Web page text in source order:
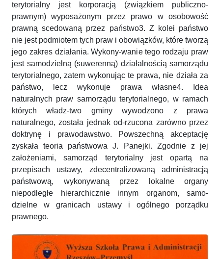
terytorialny jest korporacją (związkiem publiczno-
prawnym) wyposażonym przez prawo w osobowość
prawną scedowaną przez państwo3. Z kolei państwo
nie jest podmiotem tych praw i obowiązków, które tworzą
jego zakres działania. Wykony-wanie tego rodzaju praw
jest samodzielną (suwerenną) działalnością samorządu
terytorialnego, zatem wykonując te prawa, nie działa za
państwo, lecz wykonuje prawa własne4. Idea
naturalnych praw samorządu terytorialnego, w ramach
których władz-two gminy wywodzono z prawa
naturalnego, została jednak od-rzucona zarówno przez
doktrynę i prawodawstwo. Powszechną akceptację
zyskała teoria państwowa J. Panejki. Zgodnie z jej
założeniami, samorząd terytorialny jest opartą na
przepisach ustawy, zdecentralizowaną administracją
państwową, wykonywaną przez lokalne organy
niepodległe hierarchicznie innym organom, samo-
dzielne w granicach ustawy i ogólnego porządku
prawnego.